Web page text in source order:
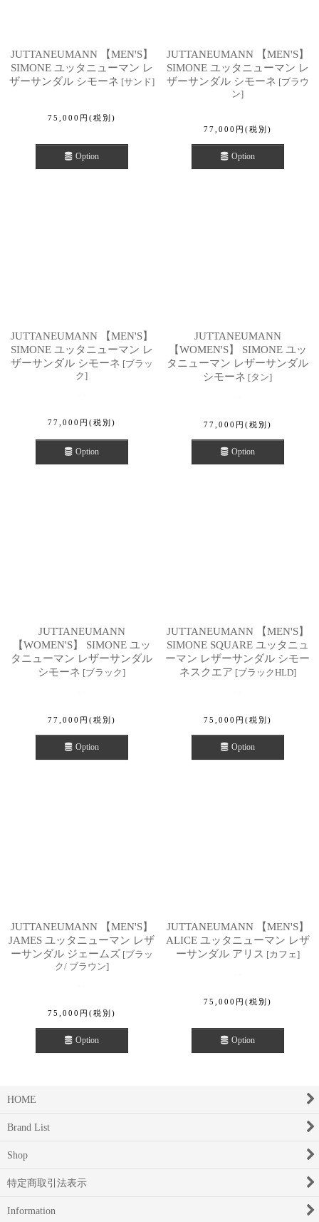
JUTTANEUMANN 【MEN'S】
SIMONE ユッタニューマン レ
ザーサンダル シモーネ [サンド]
75,000 円 (税別)
Option
JUTTANEUMANN 【MEN'S】
SIMONE ユッタニューマン レ
ザーサンダル シモーネ [ブラウ
ン]
77,000 円 (税別)
Option
JUTTANEUMANN 【MEN'S】
SIMONE ユッタニューマン レ
ザーサンダル シモーネ [ブラッ
ク]
77,000 円 (税別)
Option
JUTTANEUMANN
【WOMEN'S】 SIMONE ユッ
タニューマン レザーサンダル
シモーネ [タン]
77,000 円 (税別)
Option
JUTTANEUMANN
【WOMEN'S】 SIMONE ユッ
タニューマン レザーサンダル
シモーネ [ブラック]
77,000 円 (税別)
Option
JUTTANEUMANN 【MEN'S】
SIMONE SQUARE ユッタニュ
ーマン レザーサンダル シモー
ネスクエア [ブラックHLD]
75,000 円 (税別)
Option
JUTTANEUMANN 【MEN'S】
JAMES ユッタニューマン レザ
ーサンダル ジェームズ [ブラッ
ク/ ブラウン]
75,000 円 (税別)
Option
JUTTANEUMANN 【MEN'S】
ALICE ユッタニューマン レザ
ーサンダル アリス [カフェ]
75,000 円 (税別)
Option
HOME
Brand List
Shop
特定商取引法表示
Information